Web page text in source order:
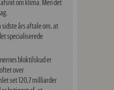
om klima. Men det
års aftale om, at
specialiserede
bloktilskud er
over
set 120,7 milliarder